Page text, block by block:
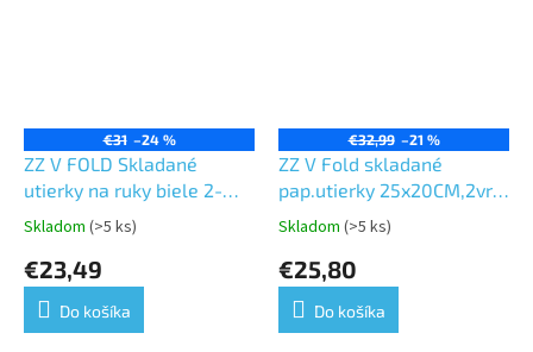
€31 –24 %
ZZ V FOLD Skladané
utierky na ruky biele 2-
vrst. 3000ks
Priemerné
produktu
5,0
Skladom (>5 ks)
€23,49
Do košíka
€32,99 –21 %
ZZ V Fold skladané
pap.utierky 25x20CM,2vr.
100%celulóza 4000ks
Priemerné
produktu
5,0
Skladom (>5 ks)
€25,80
Do košíka